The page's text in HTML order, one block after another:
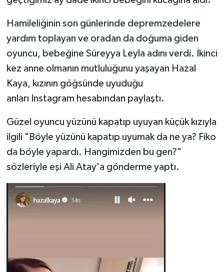
Hamileliğinin son günlerinde depremzedelere
yardım toplayan ve oradan da doğuma giden
oyuncu, bebeğine Süreyya Leyla adını verdi. İkinci
kez anne olmanın mutluluğunu yaşayan Hazal
Kaya, kızının göğsünde uyuduğu
anları Instagram hesabından paylaştı.
Güzel oyuncu yüzünü kapatıp uyuyan küçük kızıyla
ilgili "Böyle yüzünü kapatıp uyumak da ne ya? Fiko
da böyle yapardı. Hangimizden bu gen?"
sözleriyle eşi Ali Atay'a gönderme yaptı.